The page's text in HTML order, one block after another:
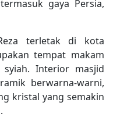
gaya Persia,
terletak di kota
tempat makam
Interior masjid
berwarna-warni,
kristal yang semakin